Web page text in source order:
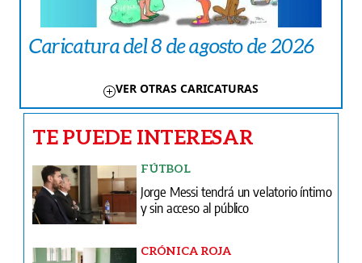
Caricatura del 8 de agosto de 2026
VER OTRAS CARICATURAS
TE PUEDE INTERESAR
FÚTBOL
Jorge Messi tendrá un velatorio íntimo
y sin acceso al público
CRÓNICA ROJA